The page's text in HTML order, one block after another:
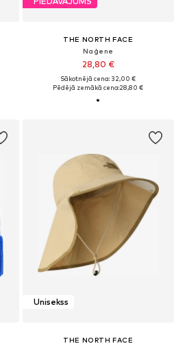
THE NORTH FACE
Naģene
28,80 €
Sākotnējā cena: 32,00 €
Pēdējā zemākā cena:28,80 €
Unisekss
THE NORTH FACE